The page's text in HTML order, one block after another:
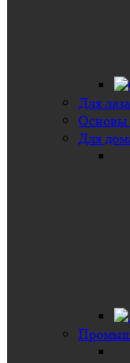
Для
Основы
Для